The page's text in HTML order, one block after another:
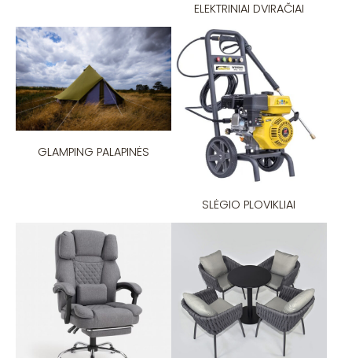
ELEKTRINIAI DVIRAČIAI
GLAMPING PALAPINĖS
SLĖGIO PLOVIKLIAI